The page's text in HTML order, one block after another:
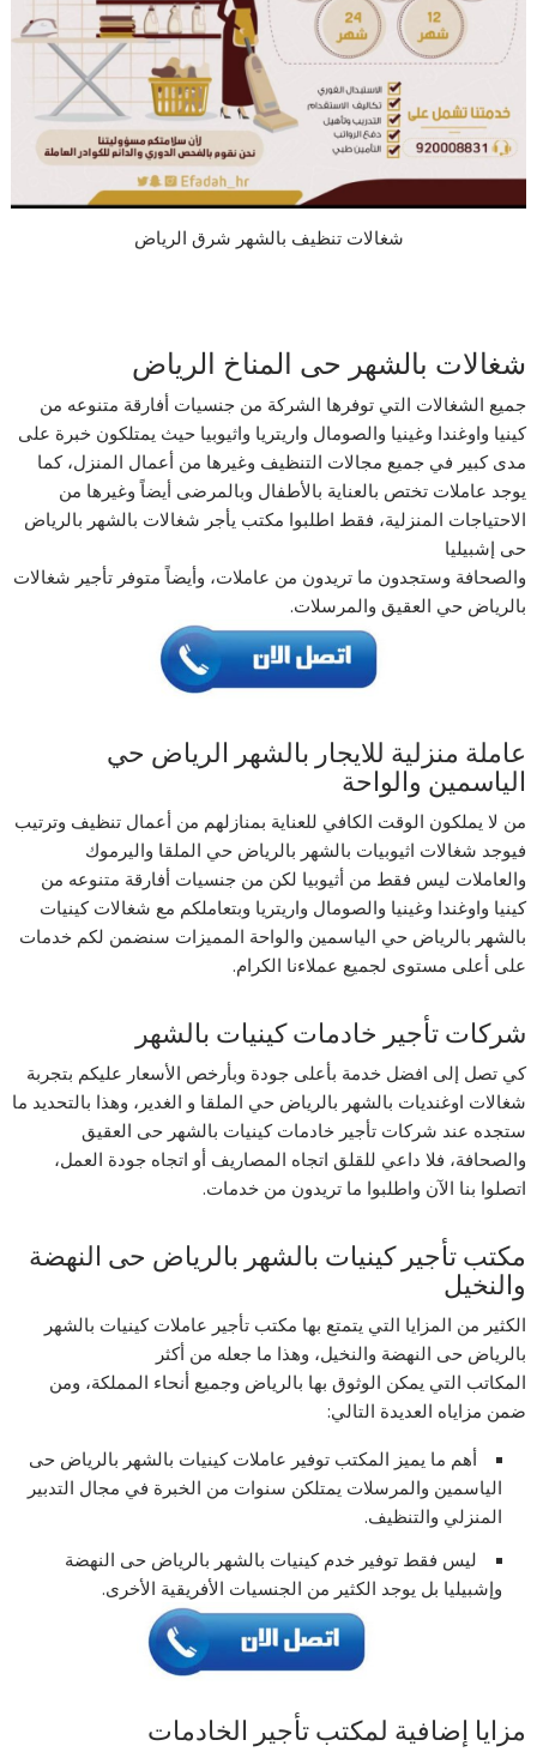
شغالات تنظيف بالشهر شرق الرياض
شغالات بالشهر حى المناخ الرياض
جميع الشغالات التي توفرها الشركة من جنسيات أفارقة متنوعه من
كينيا واوغندا وغينيا والصومال واريتريا واثيوبيا حيث يمتلكون خبرة على
مدى كبير في جميع مجالات التنظيف وغيرها من أعمال المنزل، كما
يوجد عاملات تختص بالعناية بالأطفال وبالمرضى أيضاً وغيرها من
الاحتياجات المنزلية، فقط اطلبوا مكتب يأجر شغالات بالشهر بالرياض
حى إشبيليا
والصحافة وستجدون ما تريدون من عاملات، وأيضاً متوفر تأجير شغالات
بالرياض حي العقيق والمرسلات.
عاملة منزلية للايجار بالشهر الرياض حي
الياسمين والواحة
من لا يملكون الوقت الكافي للعناية بمنازلهم من أعمال تنظيف وترتيب
فيوجد شغالات اثيوبيات بالشهر بالرياض حي الملقا واليرموك
والعاملات ليس فقط من أثيوبيا لكن من جنسيات أفارقة متنوعه من
كينيا واوغندا وغينيا والصومال واريتريا وبتعاملكم مع شغالات كينيات
بالشهر بالرياض حي الياسمين والواحة المميزات سنضمن لكم خدمات
على أعلى مستوى لجميع عملاءنا الكرام.
شركات تأجير خادمات كينيات بالشهر
كي تصل إلى افضل خدمة بأعلى جودة وبأرخص الأسعار عليكم بتجربة
شغالات اوغنديات بالشهر بالرياض حي الملقا و الغدير، وهذا بالتحديد ما
ستجده عند شركات تأجير خادمات كينيات بالشهر حى العقيق
والصحافة، فلا داعي للقلق اتجاه المصاريف أو اتجاه جودة العمل،
اتصلوا بنا الآن واطلبوا ما تريدون من خدمات.
مكتب تأجير كينيات بالشهر بالرياض حى النهضة
والنخيل
الكثير من المزايا التي يتمتع بها مكتب تأجير عاملات كينيات بالشهر
بالرياض حى النهضة والنخيل، وهذا ما جعله من أكثر
المكاتب التي يمكن الوثوق بها بالرياض وجميع أنحاء المملكة، ومن
ضمن مزاياه العديدة التالي:
أهم ما يميز المكتب توفير عاملات كينيات بالشهر بالرياض حى
الياسمين والمرسلات يمتلكن سنوات من الخبرة في مجال التدبير
المنزلي والتنظيف.
ليس فقط توفير خدم كينيات بالشهر بالرياض حى النهضة
وإشبيليا بل يوجد الكثير من الجنسيات الأفريقية الأخرى.
مزايا إضافية لمكتب تأجير الخادمات